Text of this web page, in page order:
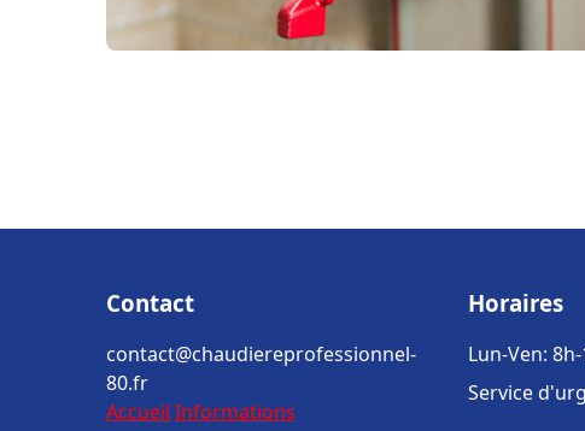
Contact
contact@chaudiereprofessionnel-
80.fr
Accueil Informations
Horaires
Lun-Ven:
Service